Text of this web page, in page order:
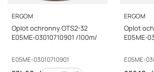
PRODUCENT
ERGOM
Oplot ochronny OTS2-32
E05ME-03010710901 /100m/
Kod producenta
E05ME-03010710901
ERGOM
Oplot
E05ME-
Kod
E05ME-